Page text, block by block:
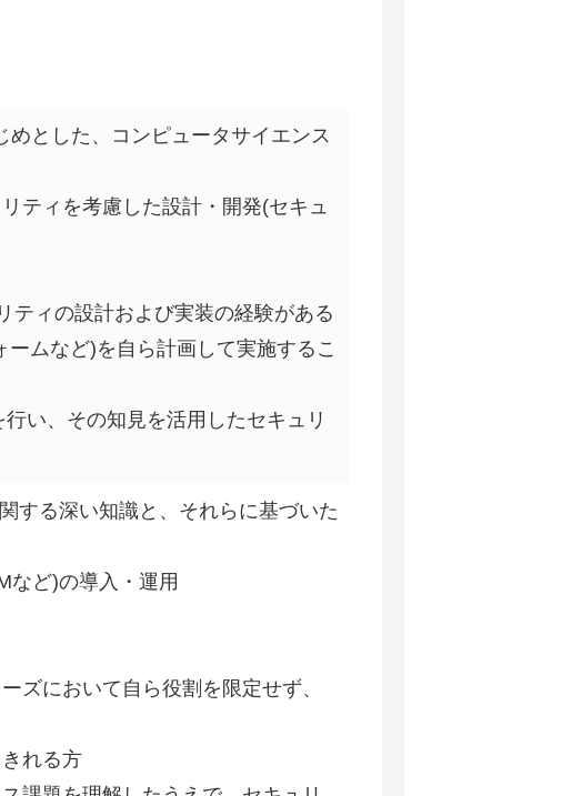
めとした、コンピュータサイエンス
ティを考慮した設計・開発(セキュ
ティの設計および実装の経験がある
ムなど)を自ら計画して実施するこ
い、その知見を活用したセキュリ
する深い知識と、それらに基づいた
など)の導入・運用
ズにおいて自ら役割を限定せず、
れる方